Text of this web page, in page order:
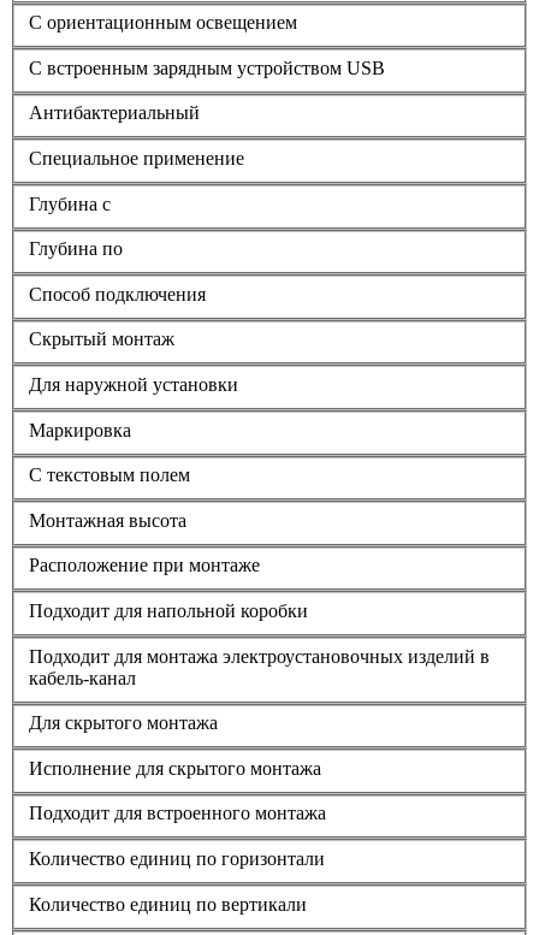
С ориентационным освещением
С встроенным зарядным устройством USB
Антибактериальный
Специальное применение
Глубина с
Глубина по
Способ подключения
Скрытый монтаж
Для наружной установки
Маркировка
С текстовым полем
Монтажная высота
Расположение при монтаже
Подходит для напольной коробки
Подходит для монтажа электроустановочных изделий в
кабель-канал
Для скрытого монтажа
Исполнение для скрытого монтажа
Подходит для встроенного монтажа
Количество единиц по горизонтали
Количество единиц по вертикали